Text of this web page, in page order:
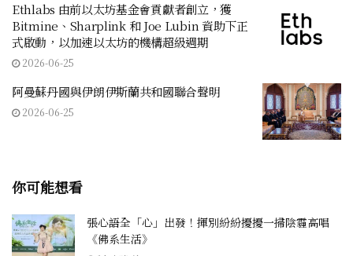
Ethlabs 由前以太坊基金會貢獻者創立，獲
Bitmine、Sharplink 和 Joe Lubin 資助下正
式啟動，以加速以太坊的機構超級週期
2026-06-25
阿曼蘇丹國與伊朗伊斯蘭共和國聯合聲明
2026-06-25
你可能想看
張心語全「心」出發！揮別紛紛擾擾一掃陰霾高唱
《佛系生活》